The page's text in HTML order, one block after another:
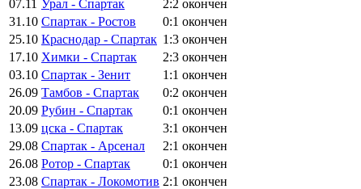
07.11 Урал - Спартак 2:2 окончен
31.10 Спартак - Ростов 0:1 окончен
25.10 Краснодар - Спартак 1:3 окончен
17.10 Химки - Спартак 2:3 окончен
03.10 Спартак - Зенит 1:1 окончен
26.09 Тамбов - Спартак 0:2 окончен
20.09 Рубин - Спартак 0:1 окончен
13.09 цска - Спартак 3:1 окончен
29.08 Спартак - Арсенал 2:1 окончен
26.08 Ротор - Спартак 0:1 окончен
23.08 Спартак - Локомотив 2:1 окончен